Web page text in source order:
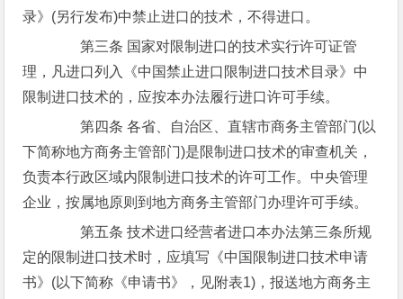
录》(另行发布)中禁止进口的技术，不得进口。
第三条 国家对限制进口的技术实行许可证管
理，凡进口列入《中国禁止进口限制进口技术目录》中
限制进口技术的，应按本办法履行进口许可手续。
第四条 各省、自治区、直辖市商务主管部门(以
下简称地方商务主管部门)是限制进口技术的审查机关，
负责本行政区域内限制进口技术的许可工作。中央管理
企业，按属地原则到地方商务主管部门办理许可手续。
第五条 技术进口经营者进口本办法第三条所规
定的限制进口技术时，应填写《中国限制进口技术申请
书》(以下简称《申请书》，见附表1)，报送地方商务主